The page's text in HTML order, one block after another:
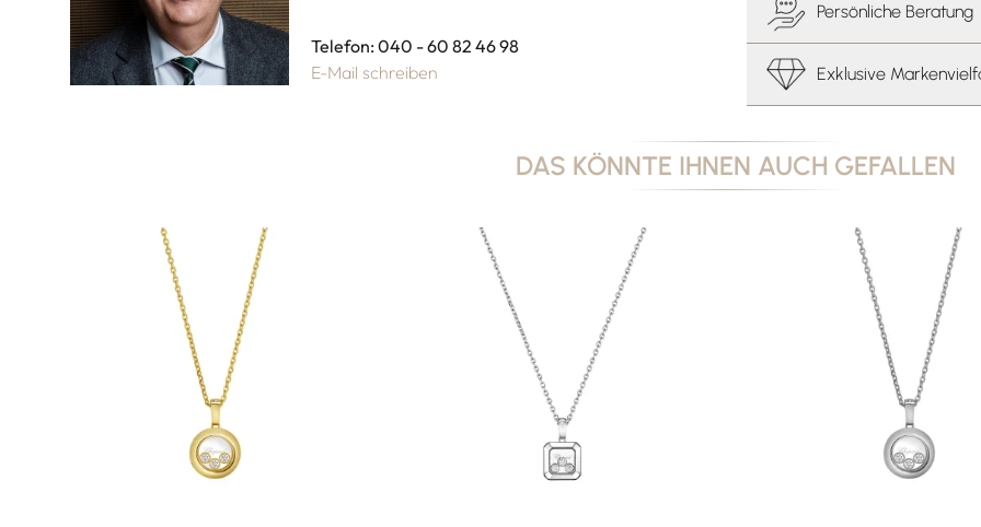
Telefon: 040 - 60 82 46 98
E-Mail schreiben
Persönliche Beratung
Exklusive
DAS KÖNNTE IHNEN AUCH GEFALLEN